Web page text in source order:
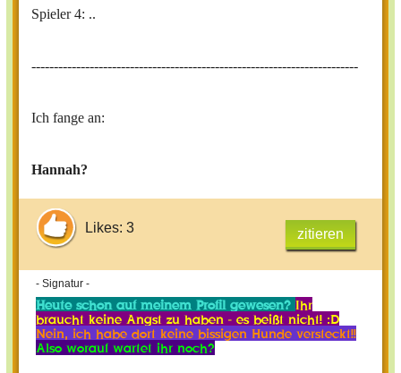
Spieler 4: ..
-------------------------------------------------------------------------
Ich fange an:
Hannah?
Likes: 3 zitieren
- Signatur -
Heute schon auf meinem Profil gewesen? Ihr
braucht keine Angst zu haben - es beißt nicht! :D
Nein, ich habe dort keine bissigen Hunde versteckt!!
Also worauf wartet ihr noch?